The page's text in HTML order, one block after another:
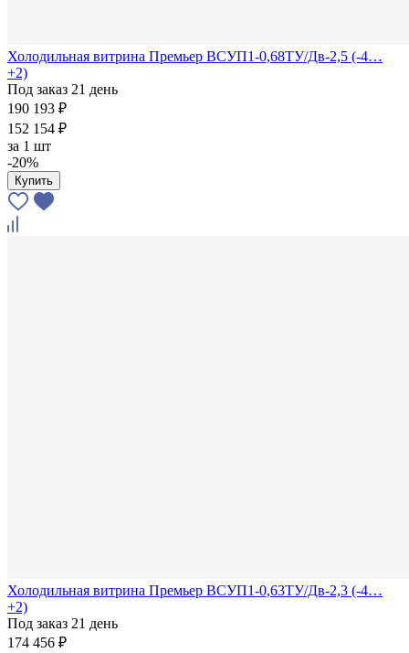
Холодильная витрина Премьер ВСУП1-0,68ТУ/Дв-2,5 (-4…
+2)
Под заказ 21 день
190 193 ₽
152 154 ₽
за 1 шт
-20%
Купить
Холодильная витрина Премьер ВСУП1-0,63ТУ/Дв-2,3 (-4…
+2)
Под заказ 21 день
174 456 ₽